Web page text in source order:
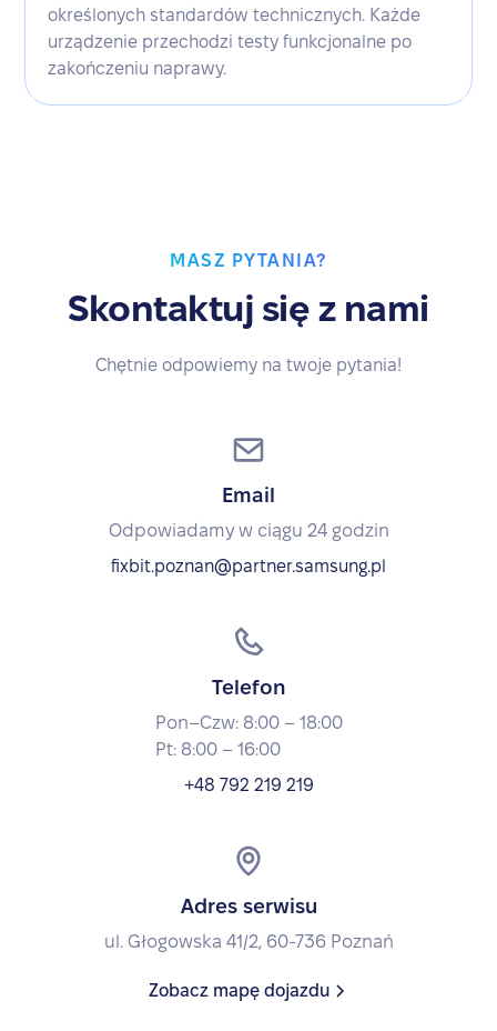
określonych standardów technicznych. Każde
urządzenie przechodzi testy funkcjonalne po
zakończeniu naprawy.
MASZ PYTANIA?
Skontaktuj się z nami
Chętnie odpowiemy na twoje pytania!
Email
Odpowiadamy w ciągu 24 godzin
fixbit.poznan@partner.samsung.pl
Telefon
Pon–Czw: 8:00 – 18:00
Pt: 8:00 – 16:00
+48 792 219 219
Adres serwisu
ul. Głogowska 41/2, 60-736 Poznań
Zobacz mapę dojazdu